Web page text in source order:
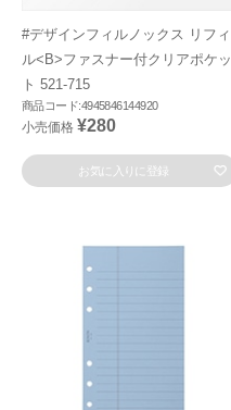
#デザインフィルノックス リフィ
ル<B>ファスナー付クリアポケッ
ト 521-715
商品コード:4945846144920
小売価格 ¥280
お気に入りに登録